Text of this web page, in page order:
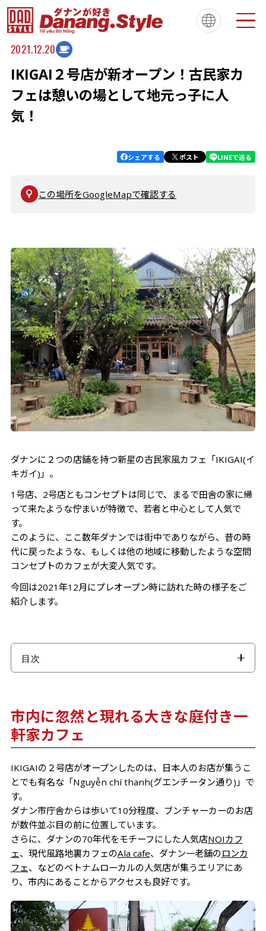
Tiếng Việt 한국
简体中文
繁體中文
English
français
Español
Aboutダナンスタイルについて
2021.12.20
IKIGAI２号店が新オープン！古民家カ
フェは憩いの場として地元っ子に人
気！
シェアする ポスト LINEで送る
この場所をGoogleMapで確認する
ダナンに２つの店舗を持つ新星の古民家風カフェ「IKIGAI(イ
キガイ)」。
1号店、2号店ともコンセプトは同じで、まるで田舎の家に帰
って来たような佇まいが特徴で、若者と中心として人気で
す。
このように、ここ数年ダナンでは街中でありながら、昔の時
代に戻ったような、もしくは他の地域に移動したような空間
コンセプトのカフェが大変人気です。
今回は2021年12月にプレオープン時に訪れた時の様子をご
紹介します。
目次
ドリンクはシンプル、気取らない。毎日の癒しになる
そんなお店
ます！
市内に忽然と現れる大きな庭付き一
軒家カフェ
IKIGAIの２号店がオープンしたのは、日本人のお店が集うこ
とでも有名な「Nguyễn chí thanh(グエンチータン通り)」で
す。
ダナン市庁舎からは歩いて10分程度、ブンチャーカーのお店
が数件並ぶ目の前に位置しています。
さらに、ダナンの70年代をモチーフにした人気店NOIカフ
ェ、現代風路地裏カフェのAla cafe、ダナン一老舗のロンカ
フェ、などのベトナムローカルの人気店が集うエリアにあ
り、市内にあることからアクセスも良好です。